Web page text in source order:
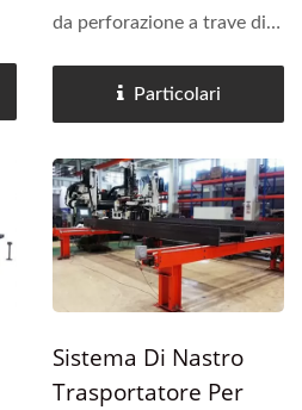
da perforazione a trave di
idraulicamente e può
essere configurato tramite
il touchscreen HMI. Il
cambio utensile è rapido e
fluido. La lunghezza...
Particolari
Sistema Di Nastro
Trasportatore Per